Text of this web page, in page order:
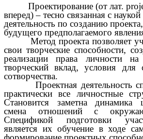
Проектирование (от лат.
вперед) – тесно связанная с
деятельность по созданию
будущего предполагаемого
Метод проекта позволяет
свои творческие способности,
реализации права личности на
творческий вклад, условия для
сотворчества.
Проектная деятельность
практически все личностные
Становится заметна динамика
смена отношений с
Спецификой подготовки
является их обучение в ходе